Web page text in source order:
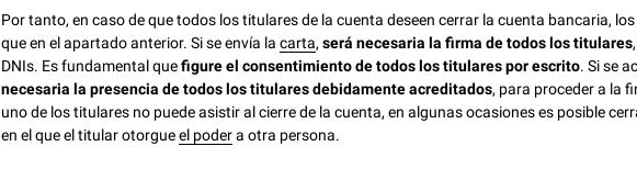
Por tanto, en caso de que todos los titulares de la cuenta deseen cerrar la cuenta bancaria,
que en el apartado anterior. Si se envía lacarta,será necesaria la firma de todos los titulares
DNIs. Es fundamental quefigure el consentimiento de todos los titulares por escrito. Si se
necesaria la presencia de todos los titulares debidamente acreditados, para proceder a la
uno de los titulares no puede asistir al cierre de la cuenta, en algunas ocasiones es posible
en el que el titular otorgueel podera otra persona.